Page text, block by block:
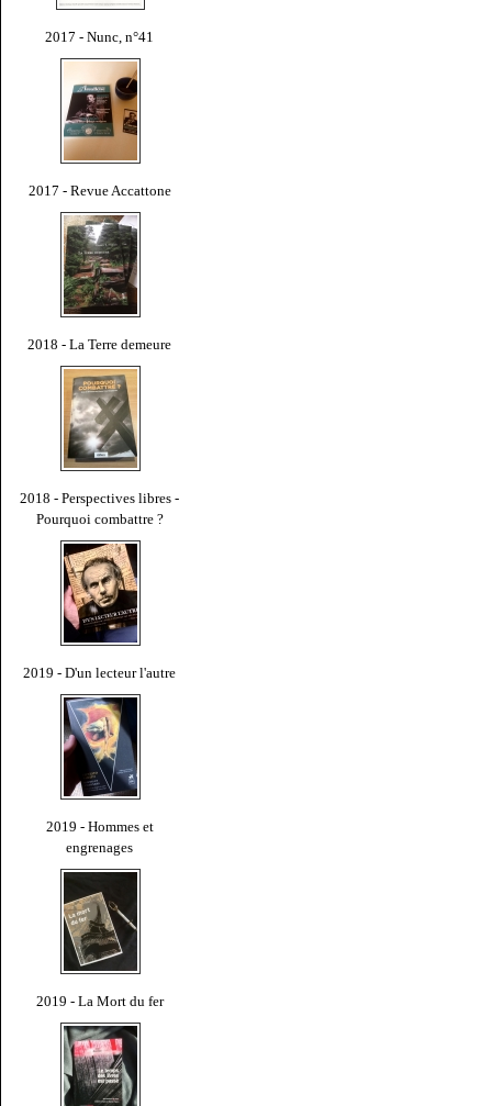
2017 - Nunc, n°41
2017 - Revue Accattone
2018 - La Terre demeure
2018 - Perspectives libres -
Pourquoi combattre ?
2019 - D'un lecteur l'autre
2019 - Hommes et
engrenages
2019 - La Mort du fer